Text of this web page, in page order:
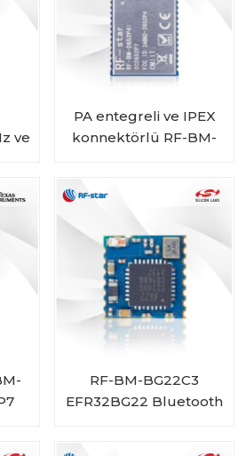
ve
PA entegreli ve IPEX
konnektörlü RF-BM-
RF-BM-BG22C3
EFR32BG22 Bluetooth